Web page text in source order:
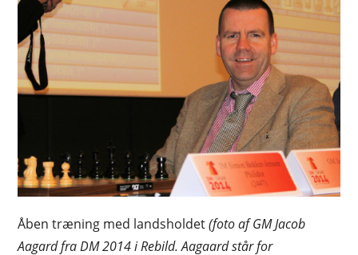
Åben træning med landsholdet(foto af GM Jacob
Aagard fra DM 2014 i Rebild. Aagaard står for